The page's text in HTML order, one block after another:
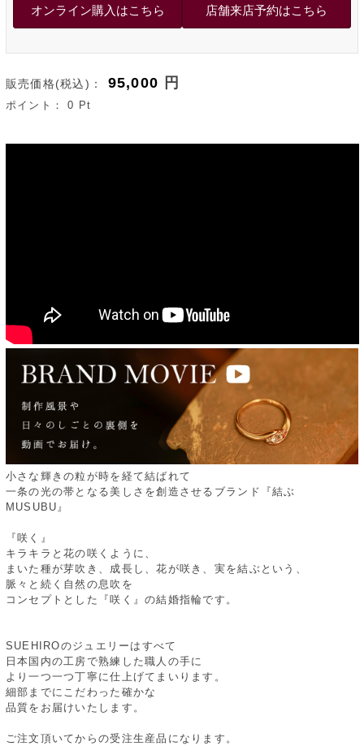
販売価格(税込)： 95,000 円
ポイント：0 Pt
小さな輝きの粒が時を経て結ばれて
一条の光の帯となる美しさを創造させるブランド『結ぶ
MUSUBU』
『咲く』
キラキラと花の咲くように、
まいた種が芽吹き、成長し、花が咲き、実を結ぶという、
脈々と続く自然の息吹を
コンセプトとした『咲く』の結婚指輪です。
SUEHIROのジュエリーはすべて
日本国内の工房で熟練した職人の手に
より一つ一つ丁寧に仕上げてまいります。
細部までにこだわった確かな
品質をお届けいたします。
ご注文頂いてからの受注生産品になります。